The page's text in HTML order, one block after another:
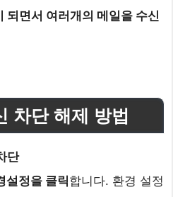
되면서 여러개의 메일을 수신
차단 해제 방법
단
설정을 클릭합니다. 환경 설정